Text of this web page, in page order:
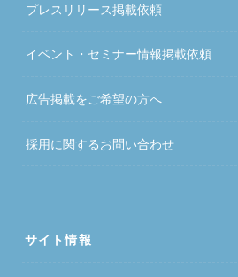
プレスリリース掲載依頼
イベント・セミナー情報掲載依頼
広告掲載をご希望の方へ
採用に関するお問い合わせ
サイト情報